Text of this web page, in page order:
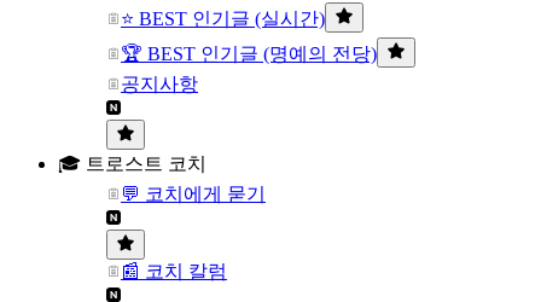
⭐ BEST 인기글 (실시간)
🏆 BEST 인기글 (명예의 전당)
공지사항
🎓 트로스트 코치
💬 코치에게 묻기
📰 코치 칼럼